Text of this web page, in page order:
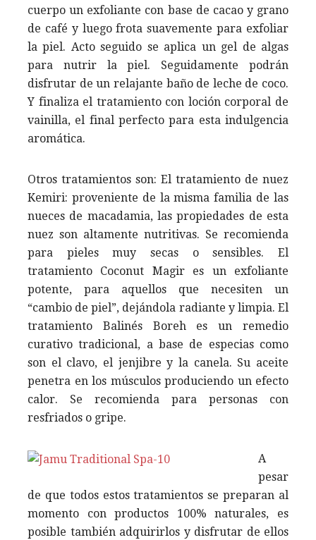
cuerpo un exfoliante con base de cacao y grano
de café y luego frota suavemente para exfoliar
la piel. Acto seguido se aplica un gel de algas
para nutrir la piel. Seguidamente podrán
disfrutar de un relajante baño de leche de coco.
Y finaliza el tratamiento con loción corporal de
vainilla, el final perfecto para esta indulgencia
aromática.
Otros tratamientos son: El tratamiento de nuez
Kemiri: proveniente de la misma familia de las
nueces de macadamia, las propiedades de esta
nuez son altamente nutritivas. Se recomienda
para pieles muy secas o sensibles. El
tratamiento Coconut Magir es un exfoliante
potente, para aquellos que necesiten un
“cambio de piel”, dejándola radiante y limpia. El
tratamiento Balinés Boreh es un remedio
curativo tradicional, a base de especias como
son el clavo, el jenjibre y la canela. Su aceite
penetra en los músculos produciendo un efecto
calor. Se recomienda para personas con
resfriados o gripe.
A
pesar
de que todos estos tratamientos se preparan al
momento con productos 100% naturales, es
posible también adquirirlos y disfrutar de ellos